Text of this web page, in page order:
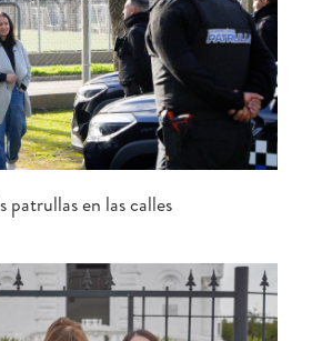
patrullas en las calles